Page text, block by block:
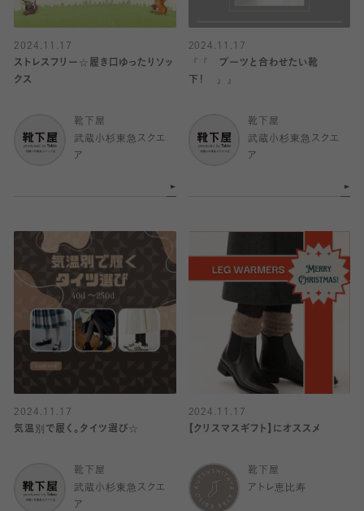
2024.11.17
ストレスフリー☆履き口ゆったりソッ
クス
靴下屋
武蔵小杉東急スクエ
ア
2024.11.17
『『 ブーツと合わせたい靴
下！ 』』
靴下屋
武蔵小杉東急スクエ
ア
2024.11.17
気温別で履く。タイツ選び☆
靴下屋
武蔵小杉東急スクエ
ア
2024.11.17
【クリスマスギフト】にオススメ
靴下屋
アトレ恵比寿